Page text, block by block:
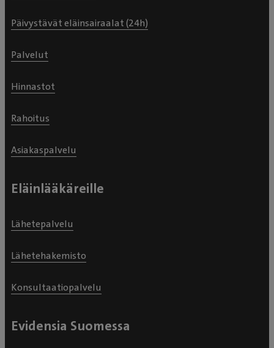
Päivystävät eläinsairaalat (24h)
Palvelut
Hinnastot
Rahoitus
Asiakaspalvelu
Eläinlääkäreille
Lähetepalvelu
Lähetehakemisto
Konsultaatiopalvelu
Evidensia Suomessa